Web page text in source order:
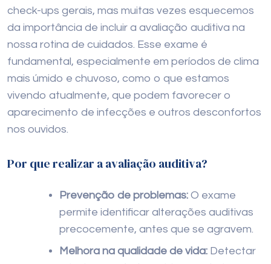
check-ups gerais, mas muitas vezes esquecemos
da importância de incluir a avaliação auditiva na
nossa rotina de cuidados. Esse exame é
fundamental, especialmente em períodos de clima
mais úmido e chuvoso, como o que estamos
vivendo atualmente, que podem favorecer o
aparecimento de infecções e outros desconfortos
nos ouvidos.
Por que realizar a avaliação auditiva?
Prevenção de problemas: O exame
permite identificar alterações auditivas
precocemente, antes que se agravem.
Melhora na qualidade de vida: Detectar